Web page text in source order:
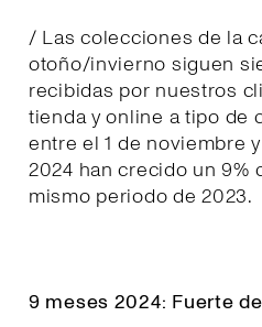
/ Las colecciones de la
otoño/invierno siguen
recibidas por nuestros
tienda y online a tipo de
entre el 1 de noviembre
2024 han crecido un 9%
mismo periodo de 2023.
9 meses 2024: Fuerte